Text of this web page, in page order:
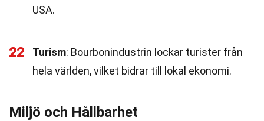
USA.
22 Turism: Bourbonindustrin lockar turister från
hela världen, vilket bidrar till lokal ekonomi.
Miljö och Hållbarhet